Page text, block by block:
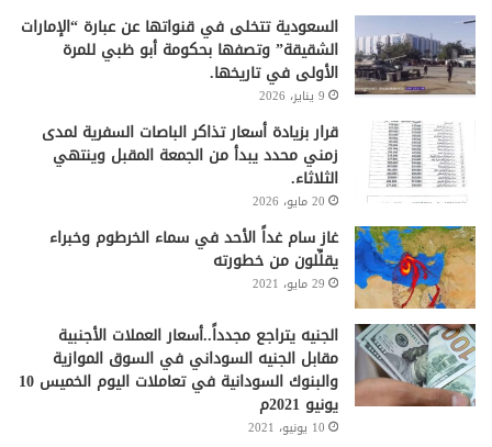
السعودية تتخلى في قنواتها عن عبارة “الإمارات
الشقيقة” وتصفها بحكومة أبو ظبي للمرة
الأولى في تاريخها.
9 يناير، 2026
قرار بزيادة أسعار تذاكر الباصات السفرية لمدى
زمني محدد يبدأ من الجمعة المقبل وينتهي
الثلاثاء.
20 مايو، 2026
غاز سام غداً الأحد في سماء الخرطوم وخبراء
يقلِّلون من خطورته
29 مايو، 2021
الجنيه يتراجع مجدداً..أسعار العملات الأجنبية
مقابل الجنيه السوداني في السوق الموازية
والبنوك السودانية في تعاملات اليوم الخميس 10
يونيو 2021م
10 يونيو، 2021